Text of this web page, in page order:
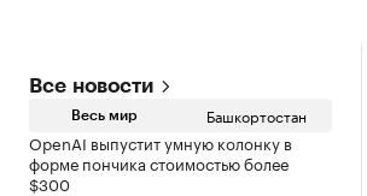
Все новости
Весь мир Башкортостан
OpenAI выпустит умную колонку в
форме пончика стоимостью более
$300